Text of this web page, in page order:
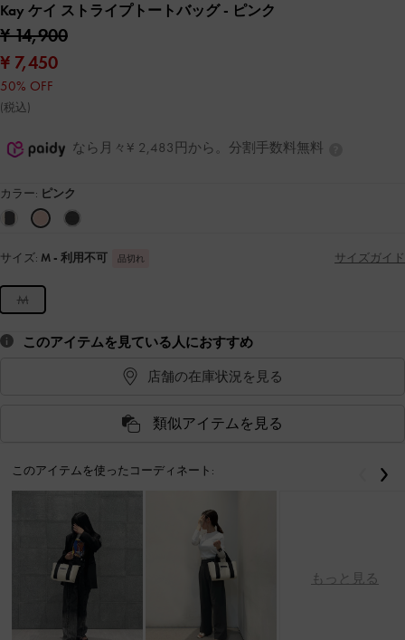
Kay ケイ ストライプトートバッグ- ピンク
¥ 14,900
¥ 7,450
50% OFF
(税込)
なら月々¥ 2,483円から。分割手数料無料
カラー: ピンク
サイズ: M - 利用不可 品切れ サイズガイド
M
このアイテムを見ている人におすすめ
店舗の在庫状況を見る
類似アイテムを見る
このアイテムを使ったコーディネート:
もっと見る
戻る